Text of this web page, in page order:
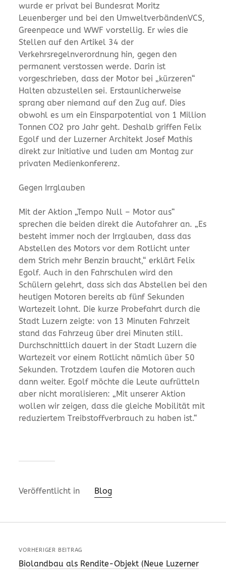
wurde er privat bei Bundesrat Moritz
Leuenberger und bei den UmweltverbändenVCS,
Greenpeace und WWF vorstellig. Er wies die
Stellen auf den Artikel 34 der
Verkehrsregelnverordnung hin, gegen den
permanent verstossen werde. Darin ist
vorgeschrieben, dass der Motor bei „kürzeren“
Halten abzustellen sei. Erstaunlicherweise
sprang aber niemand auf den Zug auf. Dies
obwohl es um ein Einsparpotential von 1 Million
Tonnen CO2 pro Jahr geht. Deshalb griffen Felix
Egolf und der Luzerner Architekt Josef Mathis
direkt zur Initiative und luden am Montag zur
privaten Medienkonferenz.
Gegen Irrglauben
Mit der Aktion „Tempo Null – Motor aus“
sprechen die beiden direkt die Autofahrer an. „Es
besteht immer noch der Irrglauben, dass das
Abstellen des Motors vor dem Rotlicht unter
dem Strich mehr Benzin braucht,“ erklärt Felix
Egolf. Auch in den Fahrschulen wird den
Schülern gelehrt, dass sich das Abstellen bei den
heutigen Motoren bereits ab fünf Sekunden
Wartezeit lohnt. Die kurze Probefahrt durch die
Stadt Luzern zeigte: von 13 Minuten Fahrzeit
stand das Fahrzeug über drei Minuten still.
Durchschnittlich dauert in der Stadt Luzern die
Wartezeit vor einem Rotlicht nämlich über 50
Sekunden. Trotzdem laufen die Motoren auch
dann weiter. Egolf möchte die Leute aufrütteln
aber nicht moralisieren: „Mit unserer Aktion
wollen wir zeigen, dass die gleiche Mobilität mit
reduziertem Treibstoffverbrauch zu haben ist.“
Veröffentlicht in Blog
VORHERIGER BEITRAG
Biolandbau als Rendite-Objekt (Neue Luzerner